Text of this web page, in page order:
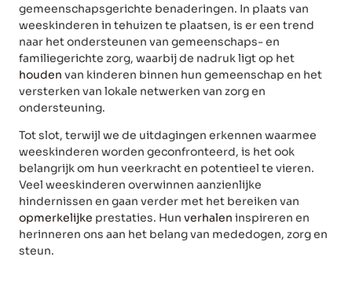
gemeenschapsgerichte benaderingen. In plaats van
weeskinderen in tehuizen te plaatsen, is er een trend
naar het ondersteunen van gemeenschaps- en
familiegerichte zorg, waarbij de nadruk ligt op het
houden van kinderen binnen hun gemeenschap en het
versterken van lokale netwerken van zorg en
ondersteuning.
Tot slot, terwijl we de uitdagingen erkennen waarmee
weeskinderen worden geconfronteerd, is het ook
belangrijk om hun veerkracht en potentieel te vieren.
Veel weeskinderen overwinnen aanzienlijke
hindernissen en gaan verder met het bereiken van
opmerkelijke prestaties. Hun verhalen inspireren en
herinneren ons aan het belang van mededogen, zorg en
steun.